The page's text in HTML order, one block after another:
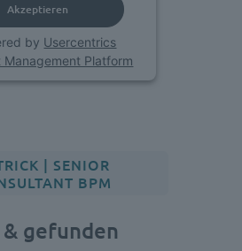
Akzeptieren
by Usercentrics
Management Platform
| SENIOR
BPM
gefunden